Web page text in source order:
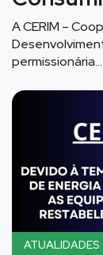
A CERIM –
permissionária…
ATUALIDADES